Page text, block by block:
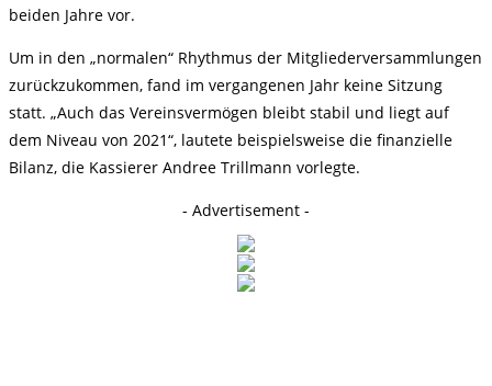
beiden Jahre vor.
Um in den „normalen“ Rhythmus der Mitgliederversammlungen
zurückzukommen, fand im vergangenen Jahr keine Sitzung
statt. „Auch das Vereinsvermögen bleibt stabil und liegt auf
dem Niveau von 2021“, lautete beispielsweise die finanzielle
Bilanz, die Kassierer Andree Trillmann vorlegte.
- Advertisement -